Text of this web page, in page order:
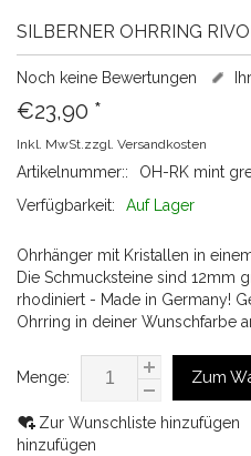
SILBERNER OHRRING
Noch keine Bewertungen
€23,90 *
Inkl. MwSt.zzgl. Versandkosten
Artikelnummer::
OH-RK mint
Verfügbarkeit:
Auf Lager
Ohrhänger mit Kristallen in
Die Schmucksteine sind 12mm
rhodiniert - Made in Germany!
Ohrring in deiner Wunschfarbe
Menge: Zum
Zur Wunschliste hinzufügen
hinzufügen